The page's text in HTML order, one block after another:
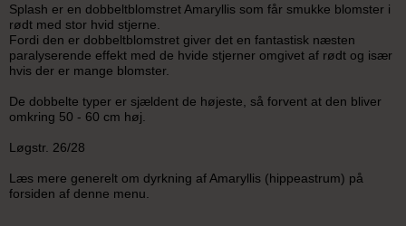
Splash er en dobbeltblomstret Amaryllis som får smukke blomster i
rødt med stor hvid stjerne.
Fordi den er dobbeltblomstret giver det en fantastisk næsten
paralyserende effekt med de hvide stjerner omgivet af rødt og især
hvis der er mange blomster.
De dobbelte typer er sjældent de højeste, så forvent at den bliver
omkring 50 - 60 cm høj.
Løgstr. 26/28
Læs mere generelt om dyrkning af Amaryllis (hippeastrum) på
forsiden af denne menu.